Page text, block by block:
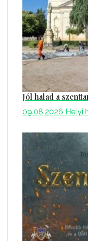
Jól halad a
09.08.2026 Helyi